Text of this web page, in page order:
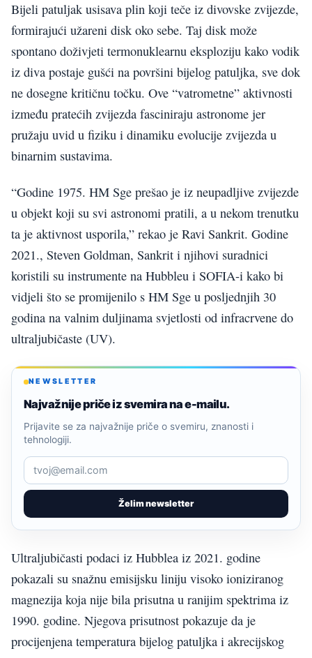
Bijeli patuljak usisava plin koji teče iz divovske zvijezde,
formirajući užareni disk oko sebe. Taj disk može
spontano doživjeti termonuklearnu eksploziju kako vodik
iz diva postaje gušći na površini bijelog patuljka, sve dok
ne dosegne kritičnu točku. Ove “vatrometne” aktivnosti
između pratećih zvijezda fasciniraju astronome jer
pružaju uvid u fiziku i dinamiku evolucije zvijezda u
binarnim sustavima.
“Godine 1975. HM Sge prešao je iz neupadljive zvijezde
u objekt koji su svi astronomi pratili, a u nekom trenutku
ta je aktivnost usporila,” rekao je Ravi Sankrit. Godine
2021., Steven Goldman, Sankrit i njihovi suradnici
koristili su instrumente na Hubbleu i SOFIA-i kako bi
vidjeli što se promijenilo s HM Sge u posljednjih 30
godina na valnim duljinama svjetlosti od infracrvene do
ultraljubičaste (UV).
NEWSLETTER
Najvažnije priče iz svemira na e-mailu.
Želim newsletter
Prijavite se za najvažnije priče o svemiru, znanosti i
tehnologiji.
Ultraljubičasti podaci iz Hubblea iz 2021. godine
pokazali su snažnu emisijsku liniju visoko ioniziranog
magnezija koja nije bila prisutna u ranijim spektrima iz
1990. godine. Njegova prisutnost pokazuje da je
procijenjena temperatura bijelog patuljka i akrecijskog